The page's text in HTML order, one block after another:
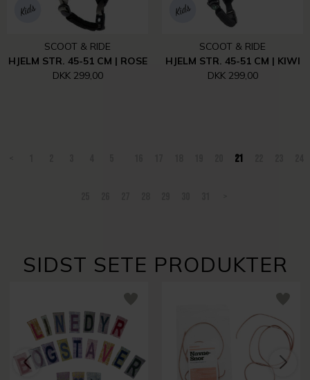
SCOOT & RIDE
HJELM STR. 45-51 CM | ROSE
DKK 299,00
SCOOT & RIDE
HJELM STR. 45-51 CM | KIWI
DKK 299,00
21
SIDST SETE PRODUKTER